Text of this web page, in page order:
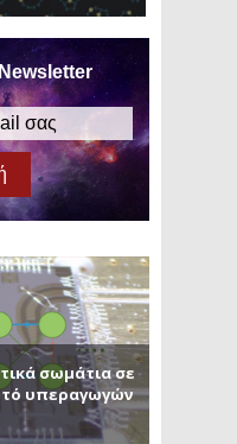
σωμάτια σε
υπεραγωγών